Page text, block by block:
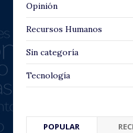
Opinión
Recursos Humanos
Sin categoría
Tecnología
POPULAR